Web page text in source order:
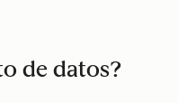
de datos?